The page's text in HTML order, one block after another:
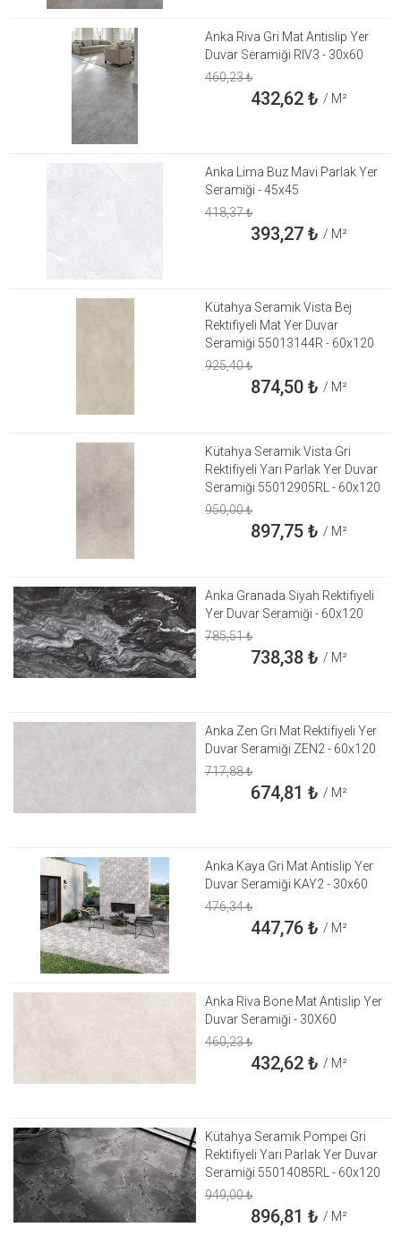
Anka Riva Gri Mat Antislip Yer
Duvar Seramiği RIV3 - 30x60
460,23₺
432,62₺ / M²
Anka Lima Buz Mavi Parlak Yer
Seramiği - 45x45
418,37₺
393,27₺ / M²
Kütahya Seramik Vista Bej
Rektifiyeli Mat Yer Duvar
Seramiği 55013144R - 60x120
925,40₺
874,50₺ / M²
Kütahya Seramik Vista Gri
Rektifiyeli Yarı Parlak Yer Duvar
Seramiği 55012905RL - 60x120
950,00₺
897,75₺ / M²
Anka Granada Siyah Rektifiyeli
Yer Duvar Seramiği - 60x120
785,51₺
738,38₺ / M²
Anka Zen Gri Mat Rektifiyeli Yer
Duvar Seramiği ZEN2 - 60x120
717,88₺
674,81 ₺ / M²
Anka Kaya Gri Mat Antislip Yer
Duvar Seramiği KAY2 - 30x60
476,34₺
447,76₺ / M²
Anka Riva Bone Mat Antislip Yer
Duvar Seramiği - 30X60
460,23₺
432,62₺ / M²
Kütahya Seramik Pompei Gri
Rektifiyeli Yarı Parlak Yer Duvar
Seramiği 55014085RL - 60x120
949,00₺
896,81 ₺ / M²